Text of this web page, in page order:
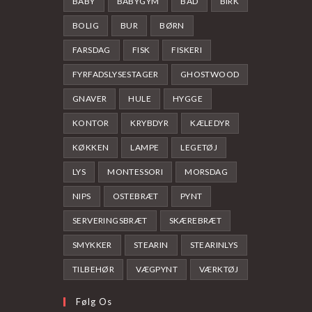
BOLIG BUR BØRN
FARSDAG FISK FISKERI
FYRFADSLYSESTAGER GHOSTWOOD
GNAVER HULE HYGGE
KONTOR KRYBDYR KÆLEDYR
KØKKEN LAMPE LEGETØJ
LYS MONTESSORI MORSDAG
NIPS OSTEBRÆT PYNT
SERVERINGSBRÆT SKÆREBRÆT
SMYKKER STEARIN STEARINLYS
TILBEHØR VÆGPYNT VÆRKTØJ
Følg Os